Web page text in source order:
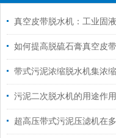
污泥二次脱水机的用途作用